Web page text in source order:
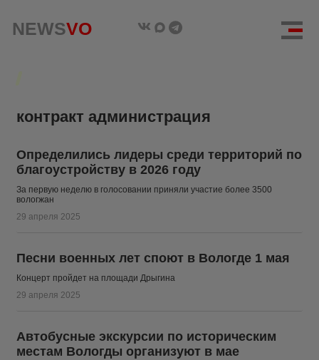
NEWSVO
NEWSVO
контракт администрация
Определились лидеры среди территорий по
благоустройству в 2026 году
За первую неделю в голосовании приняли участие более 3500
вологжан
29 апреля 2025
Песни военных лет споют в Вологде 1 мая
Концерт пройдет на площади Дрыгина
29 апреля 2025
Автобусные экскурсии по историческим
местам Вологды организуют в мае